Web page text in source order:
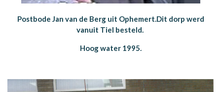
Postbode Jan van de Berg uit Ophemert.Dit dorp werd
vanuit Tiel besteld.
Hoog water 1995.